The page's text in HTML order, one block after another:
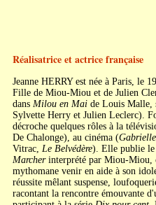
Réalisatrice et actrice française
Jeanne HERRY est née à Paris, le
Fille de Miou-Miou et de Julien
dansMilou en Maide Louis Malle,
Sylvette Herry et Julien Leclerc).
décroche quelques rôles à la
De Chalonge), au cinéma (Gabrielle
Vitrac, Le Belvédère). Elle publie
Marcherinterprété par Miou-Miou,
mythomane venir en aide à son
réussite mêlant suspense,
racontant la rencontre émouvante